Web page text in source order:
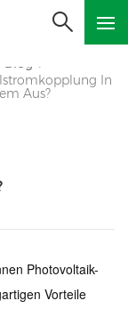
Blog
In
Aus?
Photovoltaik-
Vorteile